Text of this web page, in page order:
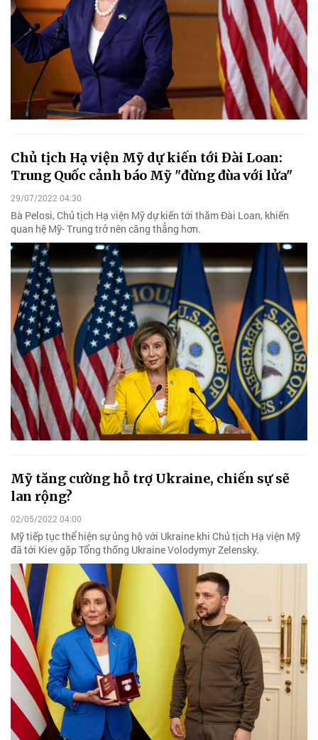
Chủ tịch Hạ viện Mỹ dự kiến tới Đài Loan:
Trung Quốc cảnh báo Mỹ "đừng đùa với lửa"
29/07/2022 04:30
Bà Pelosi, Chủ tịch Hạ viện Mỹ dự kiến tới thăm Đài Loan, khiến
quan hệ Mỹ- Trung trở nên căng thẳng hơn.
Mỹ tăng cường hỗ trợ Ukraine, chiến sự sẽ
lan rộng?
02/05/2022 04:00
Mỹ tiếp tục thể hiện sự ủng hộ với Ukraine khi Chủ tịch Hạ viện Mỹ
đã tới Kiev gặp Tổng thống Ukraine Volodymyr Zelensky.